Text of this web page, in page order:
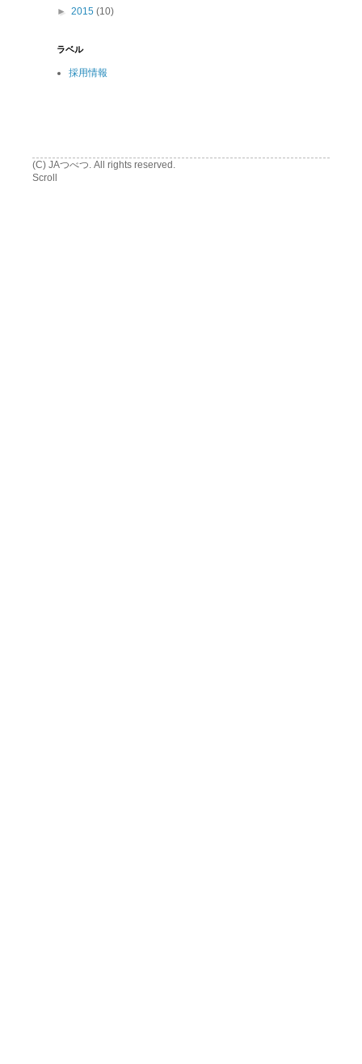
► 2015 (10)
ラベル
採用情報
(C) JAつべつ. All rights reserved.
Scroll